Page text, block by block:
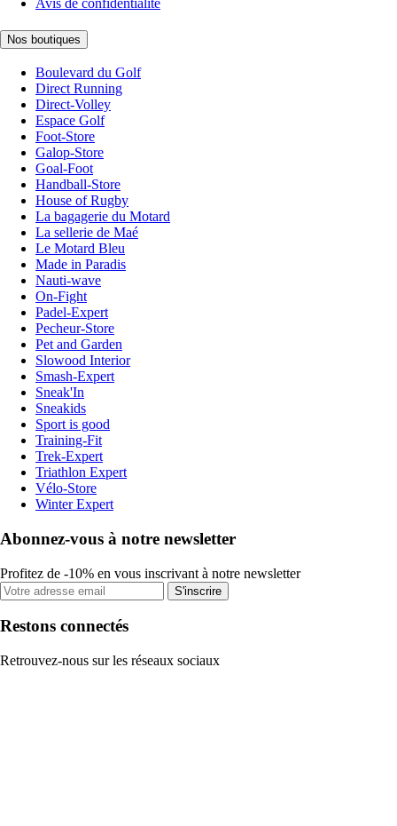
Nos boutiques
Boulevard du Golf
Direct Running
Direct-Volley
Espace Golf
Foot-Store
Galop-Store
Goal-Foot
Handball-Store
House of Rugby
La bagagerie du Motard
La sellerie de Maé
Le Motard Bleu
Made in Paradis
Nauti-wave
On-Fight
Padel-Expert
Pecheur-Store
Pet and Garden
Slowood Interior
Smash-Expert
Sneak'In
Sneakids
Sport is good
Training-Fit
Trek-Expert
Triathlon Expert
Vélo-Store
Winter Expert
Abonnez-vous à notre newsletter
Profitez de -10% en vous inscrivant à notre newsletter
S'inscrire
Restons connectés
Retrouvez-nous sur les réseaux sociaux